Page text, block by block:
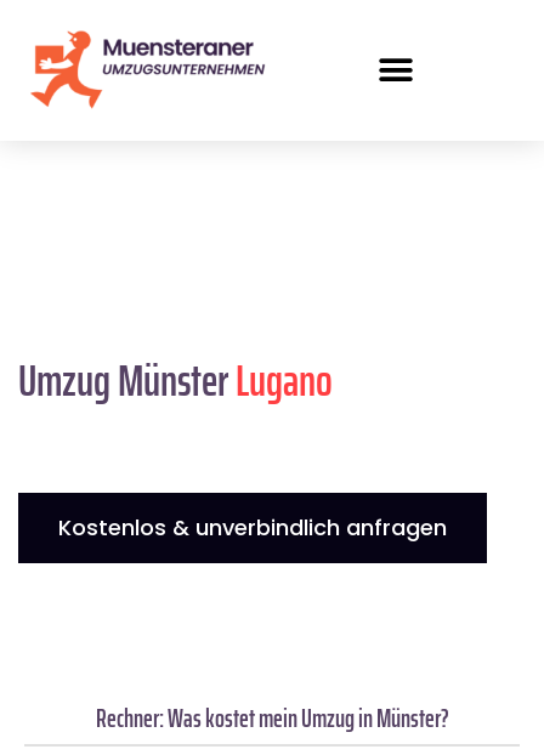
Umzug MünsterLugano
Kostenlos & unverbindlich anfragen
Rechner: Was kostet mein Umzug in Münster?